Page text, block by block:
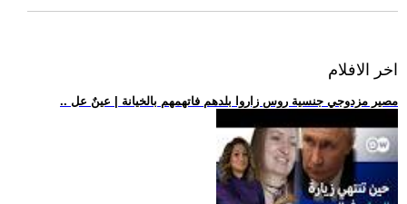
اخر الافلام
.. مصير مزدوجي جنسية روس زاروا بلدهم فاتهمهم بالخيانة | عينٌ عل